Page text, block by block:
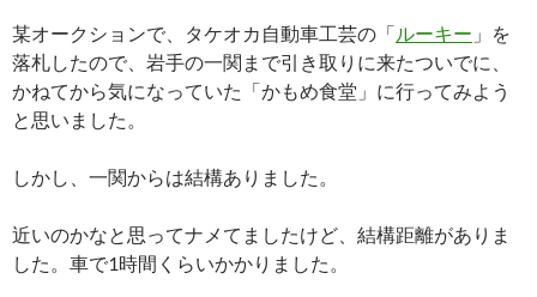
某オークションで、タケオカ自動車工芸の「ルーキー 」を
落札したので、岩手の一関まで引き取りに来たついでに、
かねてから気になっていた「かもめ食堂」に行ってみよう
と思いました。
しかし、一関からは結構ありました。
近いのかなと思ってナメてましたけど、結構距離がありま
した。車で1時間くらいかかりました。